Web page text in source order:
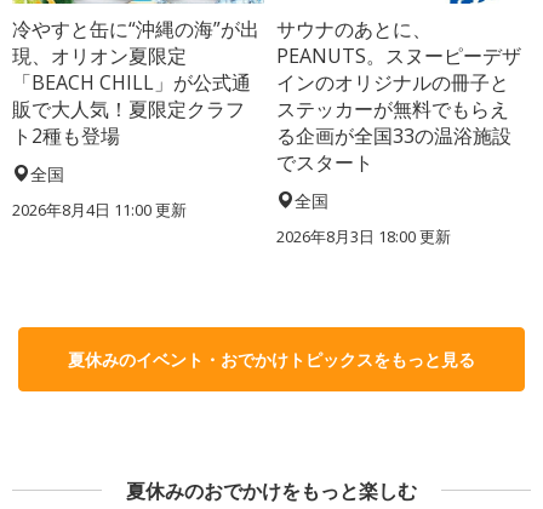
冷やすと缶に“沖縄の海”が出
現、オリオン夏限定
「BEACH CHILL」が公式通
販で大人気！夏限定クラフ
ト2種も登場
全国
2026年8月4日 11:00更新
サウナのあとに、
PEANUTS。スヌーピーデザ
インのオリジナルの冊子と
ステッカーが無料でもらえ
る企画が全国33の温浴施設
でスタート
全国
2026年8月3日 18:00更新
夏休みのイベント・おでかけトピックスをもっと見る
夏休みのおでかけをもっと楽しむ